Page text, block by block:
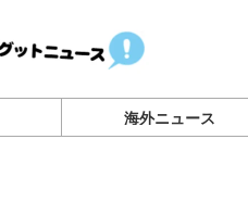
海外ニュース